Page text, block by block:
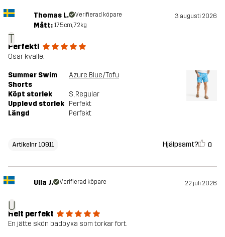
T
Thomas L. Verifierad köpare 3 augusti 2026
Mått: 175cm, 72kg
Perfekt!
Osar kvalle.
Summer Swim
Shorts
Azure Blue/Tofu
Köpt storlek S, Regular
Upplevd storlek Perfekt
Längd
Perfekt
Artikelnr 10911 Hjälpsamt? 0
U
Ulla J. Verifierad köpare 22 juli 2026
Helt perfekt
En jätte skön badbyxa som torkar fort.